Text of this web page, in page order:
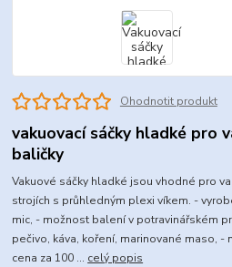
Ohodnotit produkt
vakuovací sáčky hladké pro
baličky
Vakuové sáčky hladké jsou vhodné pro
strojích s průhledným plexi víkem. -
mic, - možnost balení v potravinářském
pečivo, káva, koření, marinované maso,
cena za 100 ... celý popis